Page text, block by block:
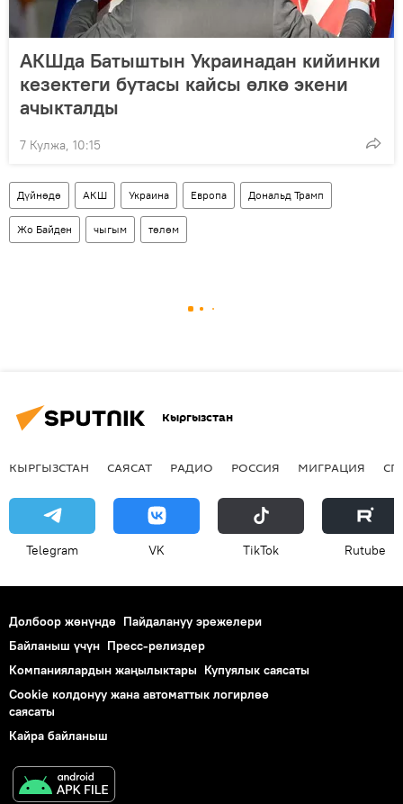
АКШда Батыштын Украинадан кийинки
кезектеги бутасы кайсы өлкө экени
ачыкталды
7 Кулжа, 10:15
Дүйнөдө АКШ Украина Европа Дональд Трамп
Жо Байден чыгым төлөм
Кыргызстан
КЫРГЫЗСТАН САЯСАТ РАДИО РОССИЯ МИГРАЦИЯ
Telegram VK ТikТоk Rutube
Долбоор жөнүндө Пайдалануу эрежелери
Байланыш үчүн Пресс-релиздер
Компаниялардын жаңылыктары Купуялык саясаты
Cookie колдонуу жана автоматтык логирлөө
саясаты
Кайра байланыш